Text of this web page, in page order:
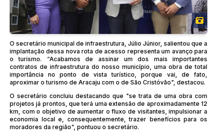
O secretário municipal de infraestrutura, Júlio Júnior, salientou que a
implantação dessa nova rota de acesso representa um avanço para
o turismo. “Acabamos de assinar um dos mais importantes
contratos de infraestrutura do nosso município, uma obra de total
importância no ponto de vista turístico, porque vai, de fato,
aproximar o turismo de Aracaju com o de São Cristóvão", destacou.
O secretário concluiu destacando que "se trata de uma obra com
projetos já prontos, que terá uma extensão de aproximadamente 12
km, com o objetivo de aumentar o fluxo de visitantes, impulsionar a
economia local e, consequentemente, trazer benefícios para os
moradores da região", pontuou o secretário.